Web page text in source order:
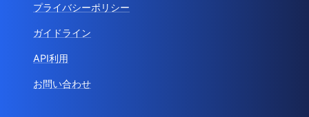
プライバシーポリシー
ガイドライン
API利用
お問い合わせ